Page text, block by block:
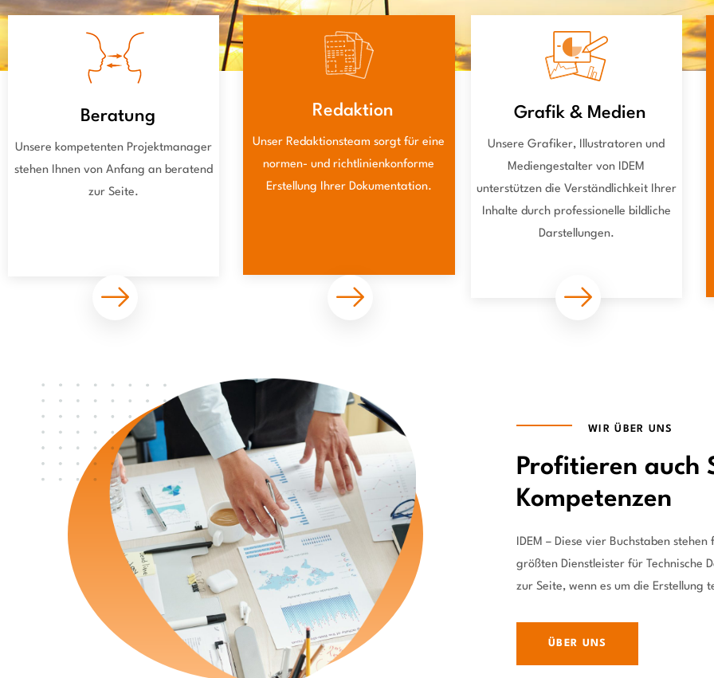
Beratung
Unsere kompetenten Projektmanager
stehen Ihnen von Anfang an beratend
zur Seite.
Redaktion
Unser Redaktionsteam sorgt für eine
normen- und richtlinienkonforme
Erstellung Ihrer Dokumentation.
Grafik & Medien
Unsere Grafiker, Illustratoren und
Mediengestalter von IDEM
unterstützen die Verständlichkeit Ihrer
Inhalte durch professionelle bildliche
Darstellungen.
WIR ÜBER UNS
Profitieren auch
Kompetenzen
IDEM – Diese vier Buchstaben
größten Dienstleister für Technische
zur Seite, wenn es um die Erstellung
ÜBER UNS